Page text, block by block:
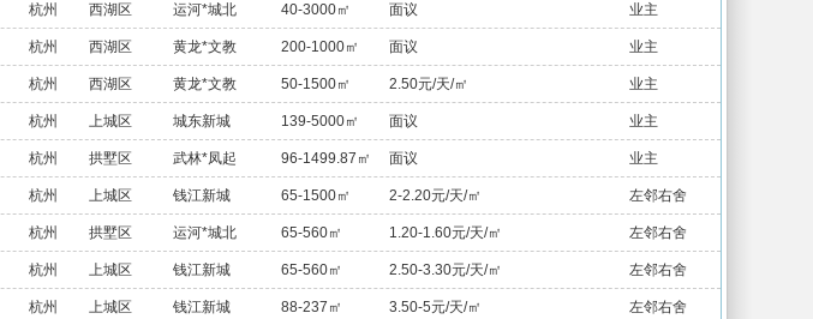
杭州 西湖区 运河*城北 40-3000㎡ 面议 业主
杭州 西湖区 黄龙*文教 200-1000㎡ 面议 业主
杭州 西湖区 黄龙*文教 50-1500㎡ 2.50元/天/㎡ 业主
杭州 上城区 城东新城 139-5000㎡ 面议 业主
杭州 拱墅区 武林*凤起 96-1499.87㎡ 面议 业主
杭州 上城区 钱江新城 65-1500㎡ 2-2.20元/天/㎡ 左邻右舍
杭州 拱墅区 运河*城北 65-560㎡ 1.20-1.60元/天/㎡ 左邻右舍
杭州 上城区 钱江新城 65-560㎡ 2.50-3.30元/天/㎡ 左邻右舍
杭州 上城区 钱江新城 88-237㎡ 3.50-5元/天/㎡ 左邻右舍